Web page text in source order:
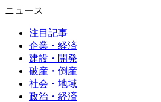
ニュース
注目記事
企業・経済
建設・開発
破産・倒産
社会・地域
政治・経済